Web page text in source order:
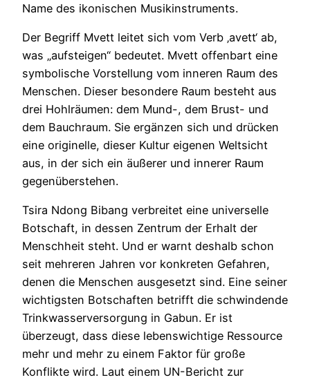
Name des ikonischen Musikinstruments.
Der Begriff Mvett leitet sich vom Verb ‚avett‘ ab,
was „aufsteigen“ bedeutet. Mvett offenbart eine
symbolische Vorstellung vom inneren Raum des
Menschen. Dieser besondere Raum besteht aus
drei Hohlräumen: dem Mund-, dem Brust- und
dem Bauchraum. Sie ergänzen sich und drücken
eine originelle, dieser Kultur eigenen Weltsicht
aus, in der sich ein äußerer und innerer Raum
gegenüberstehen.
Tsira Ndong Bibang verbreitet eine universelle
Botschaft, in dessen Zentrum der Erhalt der
Menschheit steht. Und er warnt deshalb schon
seit mehreren Jahren vor konkreten Gefahren,
denen die Menschen ausgesetzt sind. Eine seiner
wichtigsten Botschaften betrifft die schwindende
Trinkwasserversorgung in Gabun. Er ist
überzeugt, dass diese lebenswichtige Ressource
mehr und mehr zu einem Faktor für große
Konflikte wird. Laut einem UN-Bericht zur